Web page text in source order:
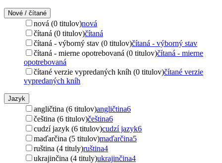
Nové / čítané
nová (0 titulov)nová
čítaná (0 titulov)čítaná
čítaná - výborný stav (0 titulov)čítaná - výborný stav
čítaná - mierne opotrebovaná (0 titulov)čítaná - mierne
opotrebovaná
čítané verzie vypredaných kníh (0 titulov)čítané verzie
vypredaných kníh
Jazyk
angličtina (6 titulov)angličtina6
čeština (6 titulov)čeština6
cudzí jazyk (6 titulov)cudzí jazyk6
maďarčina (5 titulov)maďarčina5
ruština (4 tituly)ruština4
ukrajinčina (4 tituly)ukrajinčina4